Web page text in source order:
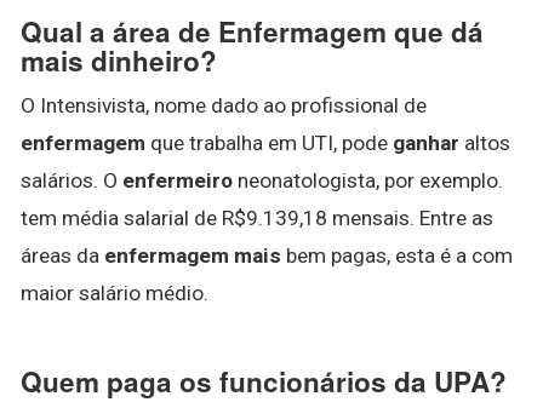
Qual a área de Enfermagem que dá
mais dinheiro?
O Intensivista, nome dado ao profissional de
enfermagem que trabalha em UTI, pode ganhar altos
salários. O enfermeiro neonatologista, por exemplo.
tem média salarial de R$9.139,18 mensais. Entre as
áreas da enfermagem mais bem pagas, esta é a com
maior salário médio.
Quem paga os funcionários da UPA?